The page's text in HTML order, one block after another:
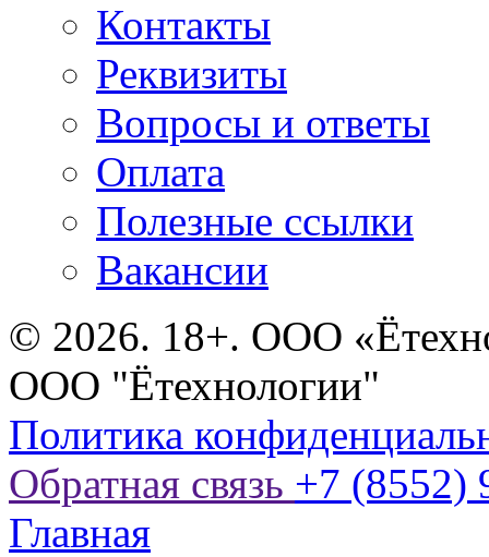
Контакты
Реквизиты
Вопросы и ответы
Оплата
Полезные ссылки
Вакансии
© 2026. 18+. ООО
ООО "Ётехнологии"
Политика
Обратная связь +7 (8552)
Главная